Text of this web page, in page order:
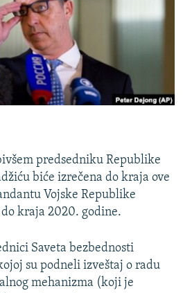
predsedniku Republike
biće izrečena do kraja ove
Vojske Republike
kraja 2020. godine.
Saveta bezbednosti
su podneli izveštaj o radu
mehanizma (koji je